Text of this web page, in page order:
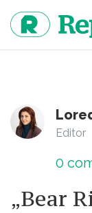
continut
Editor
0
„Bear